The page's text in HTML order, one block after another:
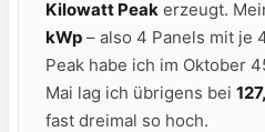
Kilowatt Peak erzeugt.
kWp – also 4 Panels mit je
Peak habe ich im Oktober
Mai lag ich übrigens bei
fast dreimal so hoch.